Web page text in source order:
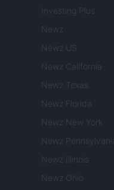
Investing Plus
Newz
Newz US
Newz California
Newz Texas
Newz Florida
Newz New York
Newz Pennsylvania
Newz Illinois
Newz Ohio